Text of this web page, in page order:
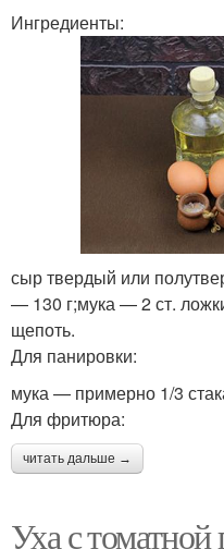
Ингредиенты:
сыр твердый или
— 130 г;мука — 2 ст.
щепоть.
Для панировки:
мука — примерно 1/3
Для фритюра:
читать дальше →
Уха с томатной